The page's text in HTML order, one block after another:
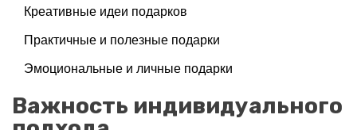
Креативные идеи подарков
Практичные и полезные подарки
Эмоциональные и личные подарки
Важность индивидуального